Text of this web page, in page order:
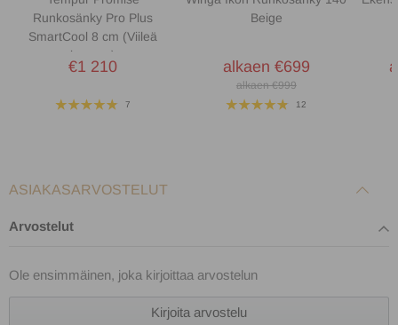
seuraa kehosi muotoja ja antaa ilman kiertää, mikä tarkoittaa, että
nukut aina oikeassa lämpötilassa. Kaksinkertaiset
jousitusjärjestelmät yhdistettynä luonnolliseen täytteeseen,
kaksinkertainen joustava venytyskangas ja vahva, vakaa runko
tekevät siitä, ettet edes huomaa, kun kumppanisi kääntyy yöllä.
Runkosänky Pro Plus
SmartCool 8 cm (Viileä
kangas)
€1 210
7
Beige
alkaen €699
alkaen €999
12
ASIAKASARVOSTELUT
Arvostelut
Ole ensimmäinen, joka kirjoittaa arvostelun
Kirjoita arvostelu